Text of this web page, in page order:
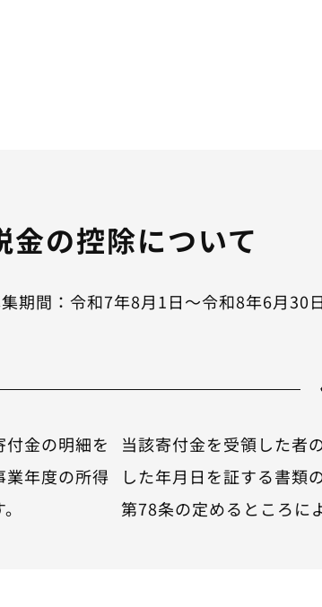
金の控除について
期間：令和7年8月1日〜令和8年6月30
金の明細を
業年度の所得
当該寄付金を受領した者
した年月日を証する書類
第78条の定めるところに